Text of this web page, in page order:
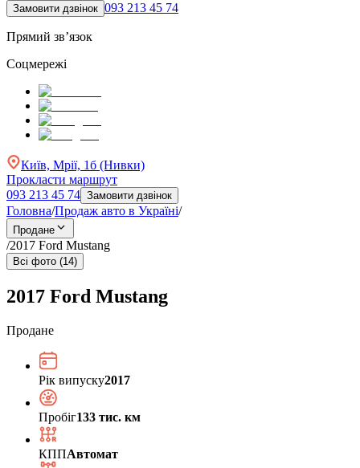
Замовити дзвінок 093 213 45 74
Прямий зв’язок
Соцмережі
Київ, Мрії, 1б (Нивки)
Прокласти маршрут
093 213 45 74 Замовити дзвінок
Головна/Продаж авто в Україні/
Продане
/2017 Ford Mustang
Всі фото (14)
2017 Ford Mustang
Продане
Рік випуску2017
Пробіг133 тис. км
КППАвтомат